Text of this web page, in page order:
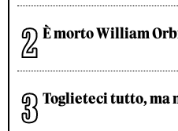
È morto William
Toglieteci tutto, ma